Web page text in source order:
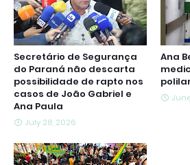
Secretário de Segurança
do Paraná não descarta
possibilidade de rapto nos
casos de João Gabriel e
Ana Paula
July 28, 2026
Ana